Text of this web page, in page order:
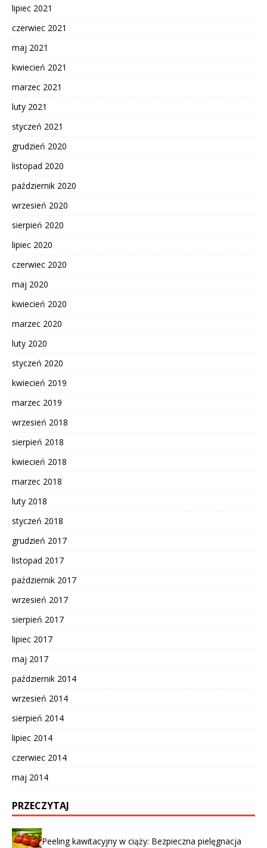
lipiec 2021
czerwiec 2021
maj 2021
kwiecień 2021
marzec 2021
luty 2021
styczeń 2021
grudzień 2020
listopad 2020
październik 2020
wrzesień 2020
sierpień 2020
lipiec 2020
czerwiec 2020
maj 2020
kwiecień 2020
marzec 2020
luty 2020
styczeń 2020
kwiecień 2019
marzec 2019
wrzesień 2018
sierpień 2018
kwiecień 2018
marzec 2018
luty 2018
styczeń 2018
grudzień 2017
listopad 2017
październik 2017
wrzesień 2017
sierpień 2017
lipiec 2017
maj 2017
październik 2014
wrzesień 2014
sierpień 2014
lipiec 2014
czerwiec 2014
maj 2014
PRZECZYTAJ
Peeling kawitacyjny w ciąży: Bezpieczna pielęgnacja